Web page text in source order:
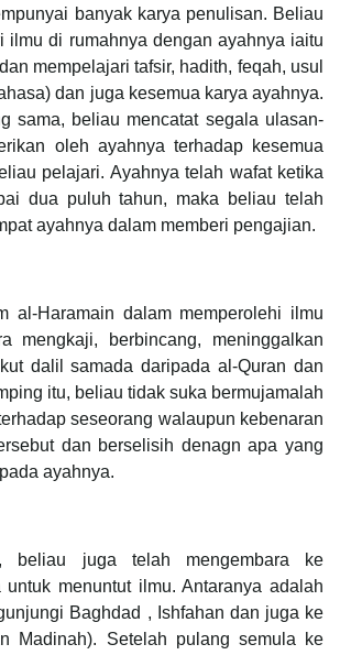
banyak karya penulisan. Beliau
ilmu di rumahnya dengan ayahnya iaitu
mempelajari tafsir, hadith, feqah, usul
dan juga kesemua karya ayahnya.
sama, beliau mencatat segala ulasan-
oleh ayahnya terhadap kesemua
pelajari. Ayahnya telah wafat ketika
dua puluh tahun, maka beliau telah
ayahnya dalam memberi pengajian.
al-Haramain dalam memperolehi ilmu
mengkaji, berbincang, meninggalkan
dalil samada daripada al-Quran dan
itu, beliau tidak suka bermujamalah
seseorang walaupun kebenaran
dan berselisih denagn apa yang
ayahnya.
beliau juga telah mengembara ke
untuk menuntut ilmu. Antaranya adalah
Baghdad , Ishfahan dan juga ke
Madinah). Setelah pulang semula ke